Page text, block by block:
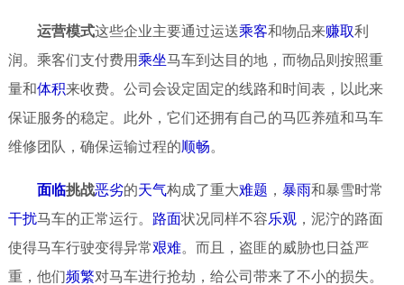
运营模式这些企业主要通过运送乘客和物品来赚取利
润。乘客们支付费用乘坐马车到达目的地，而物品则按照重
量和体积来收费。公司会设定固定的线路和时间表，以此来
保证服务的稳定。此外，它们还拥有自己的马匹养殖和马车
维修团队，确保运输过程的顺畅。
面临挑战恶劣的天气构成了重大难题 ， 暴雨和暴雪时常
干扰马车的正常运行。 路面状况同样不容乐观，泥泞的路面
使得马车行驶变得异常艰难。而且，盗匪的威胁也日益严
重，他们频繁对马车进行抢劫，给公司带来了不小的损失。